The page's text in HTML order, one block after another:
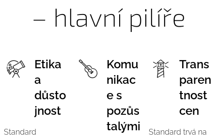
– hlavní pilíře
Etika
a
důsto
jnost
Standard
Komu
nikac
e s
pozůs
talými
Trans
paren
tnost
cen
Standard trvá na